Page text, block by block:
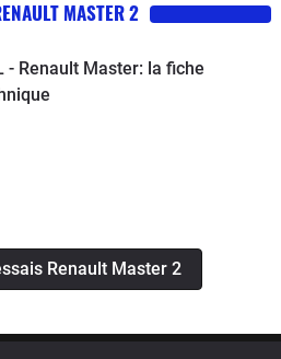
MASTER 2
- Renault Master: la fiche
Renault Master 2